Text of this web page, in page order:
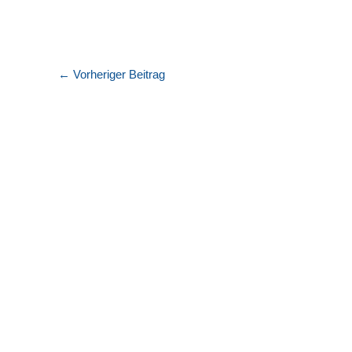
← Vorheriger Beitrag